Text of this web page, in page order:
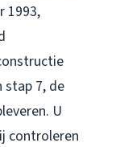
1993,
stap 7, de
U
controleren